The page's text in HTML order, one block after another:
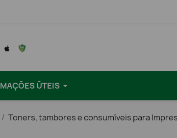
ÚTEIS
Toners, tambores e consumíveis para